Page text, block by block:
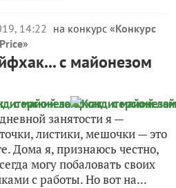
14:22 на конкурс «Конкурс
»
с майонезом
занятости я —
листики, мешочки — это
Дома я, признаюсь честно,
могу побаловать своих
с работы. Но вот на...